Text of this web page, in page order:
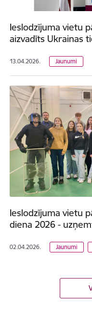
Ieslodzījuma vietu
aizvadīts Ukrainas
13.04.2026. Jaunumi
Ieslodzījuma vietu
diena 2026 -
02.04.2026. Jaunumi